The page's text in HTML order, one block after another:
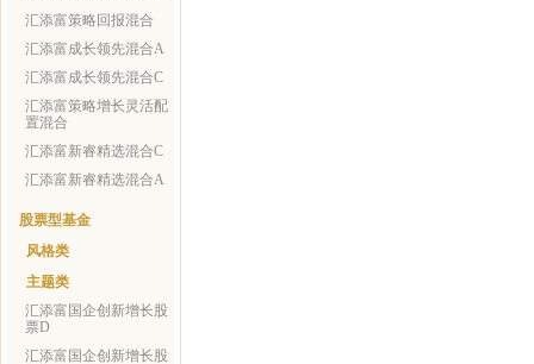
汇添富策略回报混合
汇添富成长领先混合A
汇添富成长领先混合C
汇添富策略增长灵活配
置混合
汇添富新睿精选混合C
汇添富新睿精选混合A
股票型基金
风格类
主题类
汇添富国企创新增长股
票D
汇添富国企创新增长股